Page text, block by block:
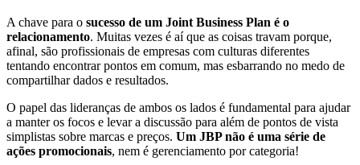
A chave para o sucesso de um Joint Business Plan é o
relacionamento. Muitas vezes é aí que as coisas travam porque,
afinal, são profissionais de empresas com culturas diferentes
tentando encontrar pontos em comum, mas esbarrando no medo de
compartilhar dados e resultados.
O papel das lideranças de ambos os lados é fundamental para ajudar
a manter os focos e levar a discussão para além de pontos de vista
simplistas sobre marcas e preços. Um JBP não é uma série de
ações promocionais, nem é gerenciamento por categoria!